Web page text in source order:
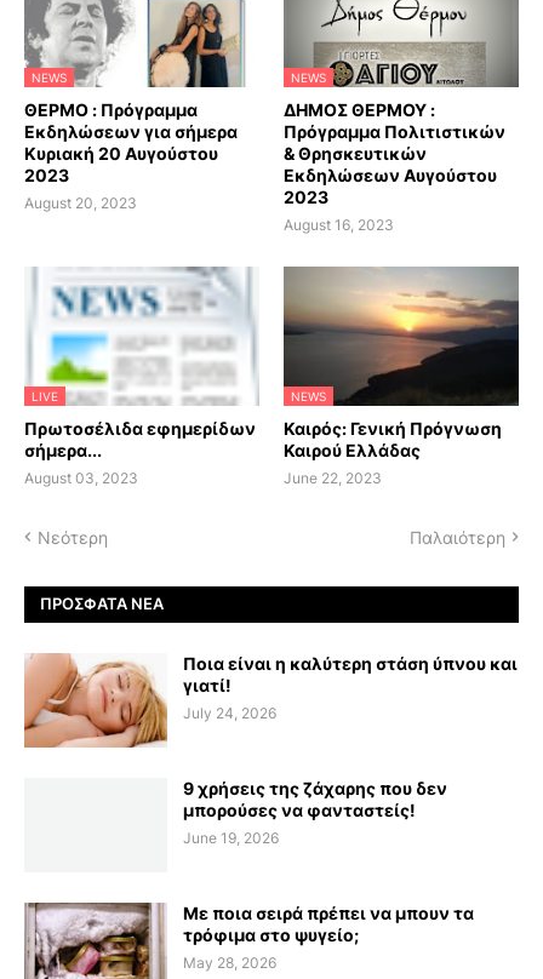
NEWS
ΘΕΡΜΟ : Πρόγραμμα
Εκδηλώσεων για σήμερα
Κυριακή 20 Αυγούστου
2023
August 20, 2023
NEWS
ΔΗΜΟΣ ΘΕΡΜΟΥ :
Πρόγραμμα Πολιτιστικών
& Θρησκευτικών
Εκδηλώσεων Αυγούστου
2023
August 16, 2023
LIVE
Πρωτοσέλιδα εφημερίδων
σήμερα...
August 03, 2023
NEWS
Καιρός: Γενική Πρόγνωση
Καιρού Ελλάδας
June 22, 2023
Νεότερη Παλαιότερη
ΠΡΌΣΦΑΤΑ ΝΈΑ
Ποια είναι η καλύτερη στάση ύπνου και
γιατί!
July 24, 2026
9 χρήσεις της ζάχαρης που δεν
μπορούσες να φανταστείς!
June 19, 2026
Με ποια σειρά πρέπει να μπουν τα
τρόφιμα στο ψυγείο;
May 28, 2026